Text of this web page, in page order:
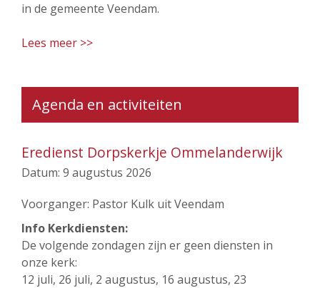
in de gemeente Veendam.
Lees meer >>
Agenda en activiteiten
Eredienst Dorpskerkje Ommelanderwijk
Datum: 9 augustus 2026
Voorganger: Pastor Kulk uit Veendam
Info Kerkdiensten:
De volgende zondagen zijn er geen diensten in
onze kerk:
12 juli, 26 juli, 2 augustus, 16 augustus, 23